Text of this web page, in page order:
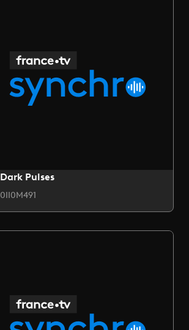
Dark Pulses
0II0M491